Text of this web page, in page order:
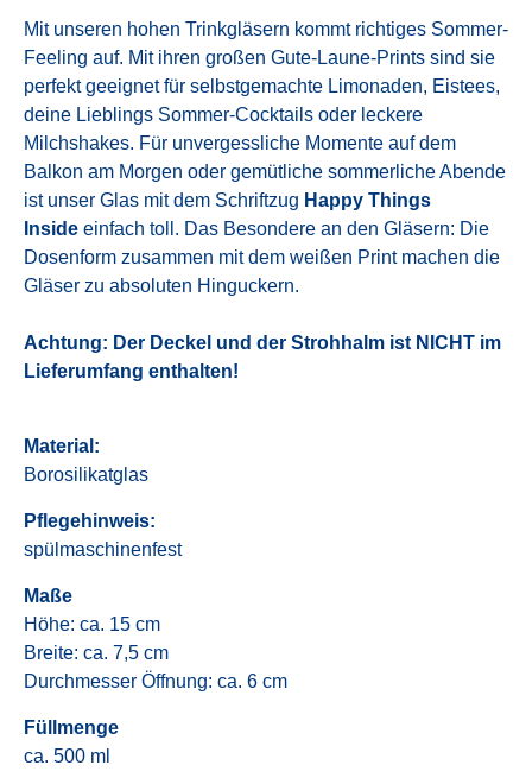
Mit unseren hohen Trinkgläsern kommt richtiges Sommer-
Feeling auf. Mit ihren großen Gute-Laune-Prints sind sie
perfekt geeignet für selbstgemachte Limonaden, Eistees,
deine Lieblings Sommer-Cocktails oder leckere
Milchshakes. Für unvergessliche Momente auf dem
Balkon am Morgen oder gemütliche sommerliche Abende
ist unser Glas mit dem Schriftzug Happy Things
Inside einfach toll. Das Besondere an den Gläsern: Die
Dosenform zusammen mit dem weißen Print machen die
Gläser zu absoluten Hinguckern.
Achtung: Der Deckel und der Strohhalm ist NICHT im
Lieferumfang enthalten!
Material:
Borosilikatglas
Pflegehinweis:
spülmaschinenfest
Maße
Höhe: ca. 15 cm
Breite: ca. 7,5 cm
Durchmesser Öffnung: ca. 6 cm
Füllmenge
ca. 500 ml